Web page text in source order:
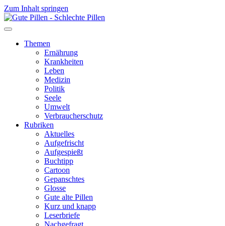
Zum Inhalt springen
Themen
Ernährung
Krankheiten
Leben
Medizin
Politik
Seele
Umwelt
Verbraucherschutz
Rubriken
Aktuelles
Aufgefrischt
Aufgespießt
Buchtipp
Cartoon
Gepanschtes
Glosse
Gute alte Pillen
Kurz und knapp
Leserbriefe
Nachgefragt